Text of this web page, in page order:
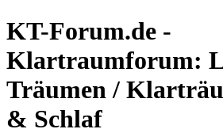
KT-Forum.de -
Klartraumforum:
Träumen /
& Schlaf